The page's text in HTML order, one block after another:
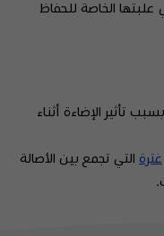
الخاصة للحفاظ
تأثير الإضاءة أثناء
غترة التي تجمع بين الأصالة